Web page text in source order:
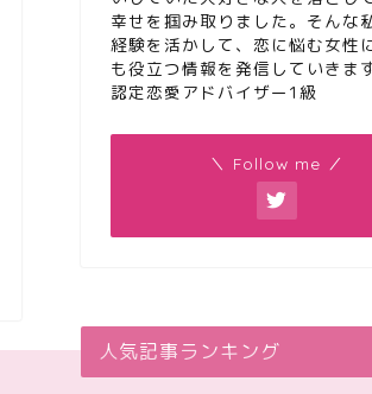
幸せを掴み取りました。そんな
経験を活かして、恋に悩む女性
も役立つ情報を発信していきま
認定恋愛アドバイザー1級
＼ Follow me ／
人気記事ランキング